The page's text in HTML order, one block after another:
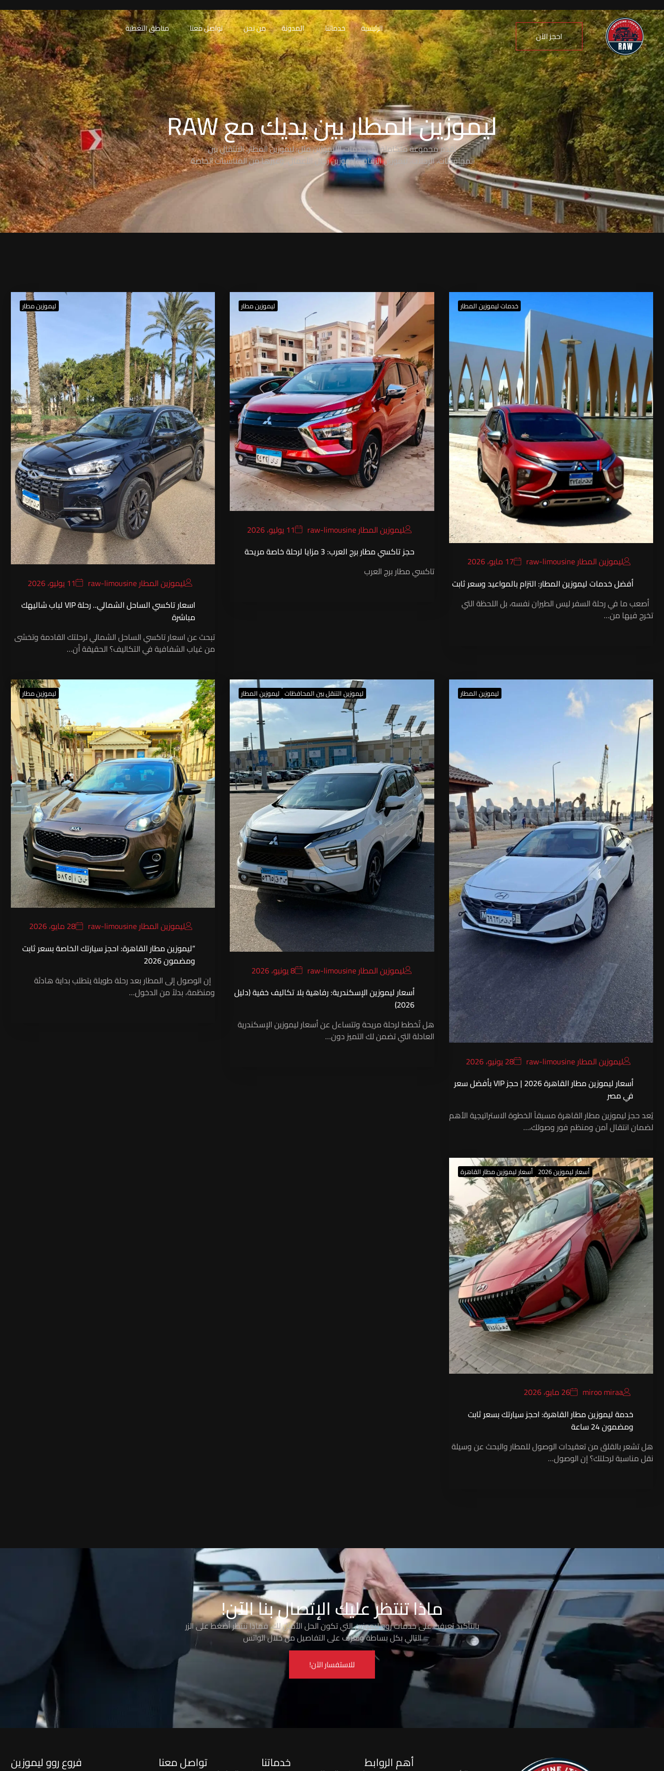
احجز الآن
الرئيسية خدماتنا المدونة من نحن تواصل معنا مناطق التغطية
ليموزين المطار بين يديك مع RAW
نقدم مجموعة متكاملة من خدمات الليموزين مثل: ليموزين المطار، الانتقال بين
المحافظات، الرحلات، ليموزين الزفاف، ليموزين رجال الأعمال، وغيرها من المناسبات الخاصة.
خدمات ليموزين المطار
ليموزين المطار raw-limousine
17 مايو، 2026
أفضل خدمات ليموزين المطار: التزام بالمواعيد وسعر ثابت
أصعب ما في رحلة السفر ليس الطيران نفسه، بل اللحظة التي
تخرج فيها من…
ليموزين مطار
ليموزين المطار raw-limousine
11 يوليو، 2026
حجز تاكسي مطار برج العرب: 3 مزايا لرحلة خاصة مريحة
تاكسي مطار برج العرب
ليموزين مطار
ليموزين المطار raw-limousine
11 يوليو، 2026
اسعار تاكسي الساحل الشمالي.. رحلة VIP لباب شاليهك
مباشرة
تبحث عن اسعار تاكسي الساحل الشمالي لرحلتك القادمة وتخشى
من غياب الشفافية في التكاليف؟ الحقيقة أن…
ليموزين المطار
ليموزين المطار raw-limousine
28 يونيو، 2026
أسعار ليموزين مطار القاهرة 2026 | حجز VIP بأفضل سعر
في مصر
يُعد حجز ليموزين مطار القاهرة مسبقاً الخطوة الاستراتيجية الأهم
لضمان انتقال آمن ومنظم فور وصولك،…
ليموزين التنقل بين المحافظات ليموزين المطار
ليموزين المطار raw-limousine
8 يونيو، 2026
أسعار ليموزين الإسكندرية: رفاهية بلا تكاليف خفية (دليل
2026)
هل تُخطط لرحلة مريحة وتتساءل عن أسعار ليموزين الإسكندرية
العادلة التي تضمن لك التميز دون…
ليموزين مطار
ليموزين المطار raw-limousine
28 مايو، 2026
“ليموزين مطار القاهرة: احجز سيارتك الخاصة بسعر ثابت
ومضمون 2026
إن الوصول إلى المطار بعد رحلة طويلة يتطلب بداية هادئة
ومنظمة، بدلاً من الدخول…
أسعار ليموزين 2026 أسعار ليموزين مطار القاهرة
miroo miraa
26 مايو، 2026
خدمة ليموزين مطار القاهرة: احجز سيارتك بسعر ثابت
ومضمون 24 ساعة
هل تشعر بالقلق من تعقيدات الوصول للمطار والبحث عن وسيلة
نقل مناسبة لرحلتك؟ إن الوصول…
ماذا تنتظر عليك الإتصال بنا الآن!
بالتأكيد تعرفت على خدمات روو ليموزين التي تكون الحل الأمثل لك، فماذا تنتظر أضغط على الزر
التالي بكل بساطة وتعرف على التفاصيل من خلال الواتس
للاستفسار الآن!
أهم الروابط خدماتنا تواصل معنا فروع روو ليموزين